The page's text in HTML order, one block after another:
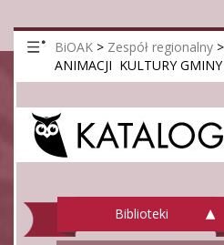
BiOAK > Zespół regionalny >
ANIMACJI KULTURY
Biblioteki